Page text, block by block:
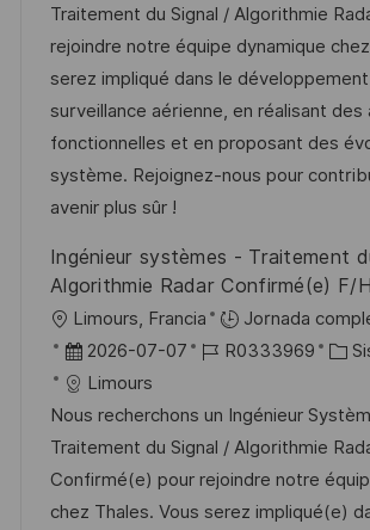
a
c
i
ó
n
h
a
d
e
p
u
b
i
c
c
e
e
m
p
l
e
e
g
o
r
í
a
Traitement du Signal / Algorithmie
rejoindre notre équipe dynamique
serez impliqué dans le
surveillance aérienne, en réalisant des
fonctionnelles et en proposant des
système. Rejoignez-nous pour
avenir plus sûr !
Ingénieur systèmes - Traitement
Algorithmie Radar Confirmé(e) F/H
U
b
c
a
c
i
Limours, Francia
Jornada
F
e
c
h
a
d
2026-07-07
I
d
e
e
m
R0333969
C
t
e
g
o
Limours
Nous recherchons un Ingénieur
Traitement du Signal / Algorithmie
Confirmé(e) pour rejoindre notre
chez Thales. Vous serez impliqué(e)